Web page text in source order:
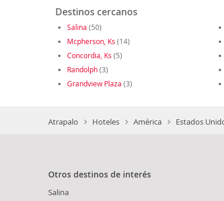
Destinos cercanos
Salina (50)
Mcpherson, Ks (14)
Concordia, Ks (5)
Randolph(3)
Grandview Plaza (3)
Atrapalo Hoteles América Estados
Otros destinos de interés
Salina